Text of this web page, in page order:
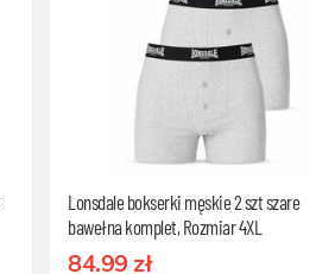
Lonsdale bokserki męskie 2 szt szare
bawełna komplet, Rozmiar 4XL
84.99 zł